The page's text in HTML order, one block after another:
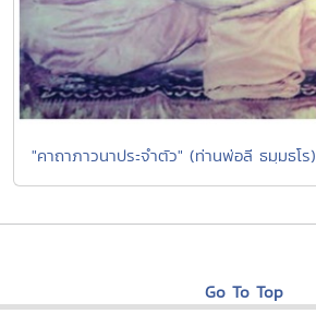
"คาถาภาวนาประจำตัว" (ท่านพ่อลี ธมฺมธโร)
Go To Top